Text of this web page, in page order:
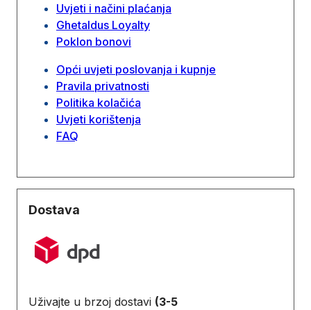
Uvjeti i načini plaćanja
Ghetaldus Loyalty
Poklon bonovi
Opći uvjeti poslovanja i kupnje
Pravila privatnosti
Politika kolačića
Uvjeti korištenja
FAQ
Dostava
Uživajte u brzoj dostavi (3-5